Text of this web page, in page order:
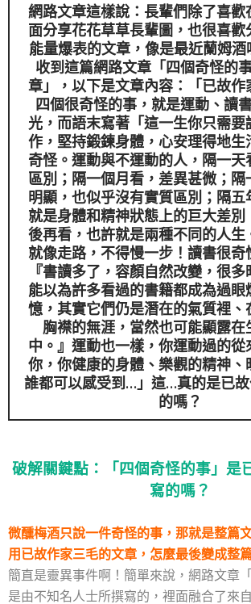
網路文章這樣說：長輩們除了喜
面分享花花草草長輩圖，也很喜歡
能量爆表的文章，像是最近蘭姆
收到這篇網路文章「四個奇怪的
章」，以下是文章內容：「已故作
四個很奇怪的事，就是運動、讀
光，而語末寫著「這一生你只需要
作，堅持鍛鍊身體，心安理得地生
奇怪。運動與不運動的人，隔一天
區別；隔一個月看，差異甚微；隔
明顯，也似乎沒有實質區別；隔五
就是身體和精神狀態上的巨大差別
後再看，也許就是兩種不同的人生
就像走路，不得慢一步！讀書很奇
『書讀多了，容顏自然改變，很
能以為許多看過的書籍都成為過眼
憶，其實它們仍是潛在的氣質裡、
胸襟的無涯，當然也可能顯露在
中。』運動也一樣，你運動過的從
你，你健康的身體、樂觀的精神、
誰都可以感受到…」這…真的是已
的嗎？
破解關鍵點：「四個奇怪的事」是
寫的嗎？
微醺梅酒只說一件奇怪的事，那就是整篇
用已故作家三毛的文章，怎麼最後變成整
簡直是靈異事件啊！簡單來說，網路文章
是由不知名人士所撰寫的，裡面融合了來